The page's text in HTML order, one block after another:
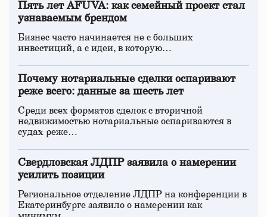
Пять лет AFUVA: как семейный проект стал
узнаваемым брендом
Бизнес часто начинается не с больших
инвестиций, а с идеи, в которую…
Почему нотариальные сделки оспаривают
реже всего: данные за шесть лет
Среди всех форматов сделок с вторичной
недвижимостью нотариальные оспариваются в
судах реже…
Свердловская ЛДПР заявила о намерении
усилить позиции
Региональное отделение ЛДПР на конференции в
Екатеринбурге заявило о намерении как